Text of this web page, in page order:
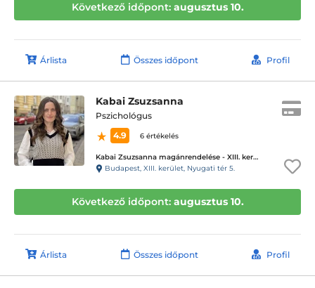
Következő időpont: augusztus 10.
Árlista Összes időpont Profil
Kabai Zsuzsanna
Pszichológus
4.9
6 értékelés
Kabai Zsuzsanna magánrendelése - XIII. kerület
Budapest, XIII. kerület, Nyugati tér 5.
Következő időpont: augusztus 10.
Árlista Összes időpont Profil